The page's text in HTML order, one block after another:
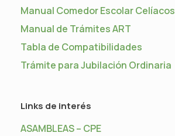
Manual Comedor Escolar Celíacos
Manual de Trámites ART
Tabla de Compatibilidades
Trámite para Jubilación Ordinaria
Links de interés
ASAMBLEAS – CPE